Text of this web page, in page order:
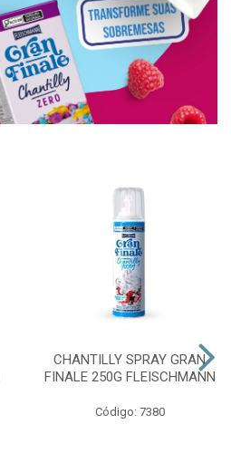
CHANTILLY SPRAY GRAN
FINALE 250G FLEISCHMANN
Código: 7380